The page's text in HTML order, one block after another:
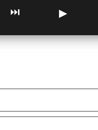
▶
⏭